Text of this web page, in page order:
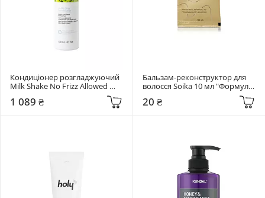
Кондиціонер розгладжуючий
Milk Shake No Frizz Allowed
Perfecting Conditioner 300 мл
1 089 ₴
Бальзам-реконструктор для
волосся Soika 10 мл "Формула
20 ₴